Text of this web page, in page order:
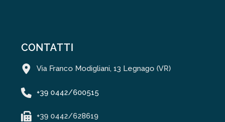
CONTATTI
Via Franco Modigliani, 13 Legnago (VR)
+39 0442/600515
+39 0442/628619